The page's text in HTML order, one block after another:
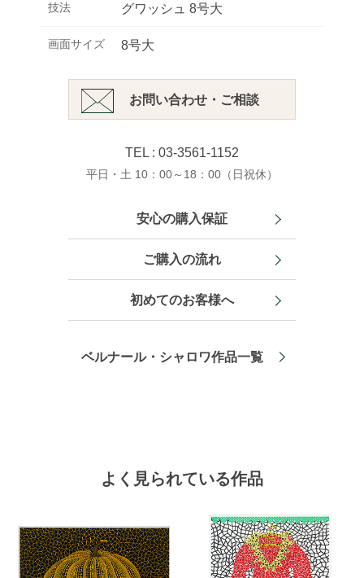
技法 グワッシュ 8号大
画面サイズ 8号大
お問い合わせ・ご相談
TEL : 03-3561-1152
平日・土 10：00～18：00（日祝休）
安心の購入保証
ご購入の流れ
初めてのお客様へ
ベルナール・シャロワ作品一覧
よく見られている作品